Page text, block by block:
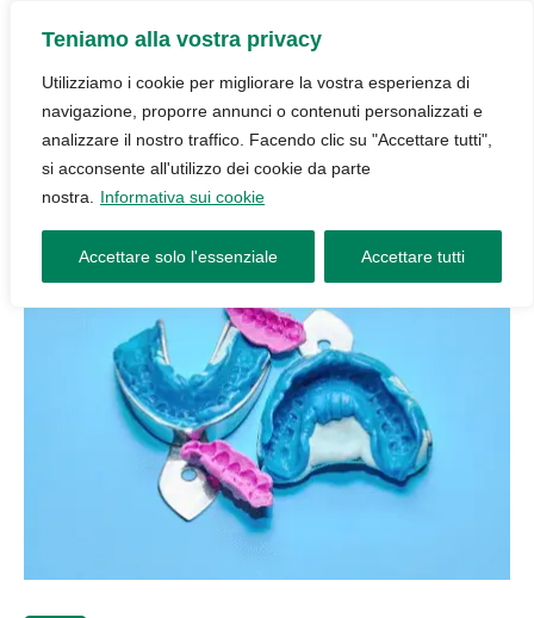
Teniamo alla vostra privacy
Utilizziamo i cookie per migliorare la vostra esperienza di
navigazione, proporre annunci o contenuti personalizzati e
analizzare il nostro traffico. Facendo clic su "Accettare tutti",
si acconsente all'utilizzo dei cookie da parte
nostra.
Informativa sui cookie
Accettare solo l'essenziale Accettare tutti